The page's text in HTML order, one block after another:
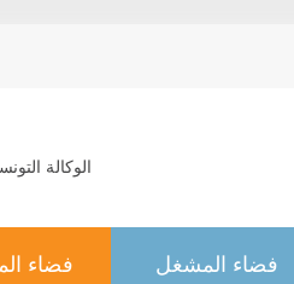
الوكالة
فضاء المشغل فضاء